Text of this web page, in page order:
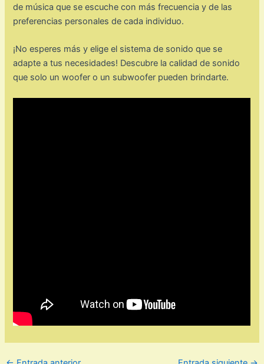
de música que se escuche con más frecuencia y de las
preferencias personales de cada individuo.
¡No esperes más y elige el sistema de sonido que se
adapte a tus necesidades! Descubre la calidad de sonido
que solo un woofer o un subwoofer pueden brindarte.